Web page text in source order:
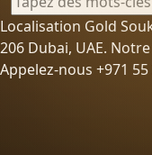
Localisation Gold
206 Dubai, UAE.
Appelez-nous +971 55